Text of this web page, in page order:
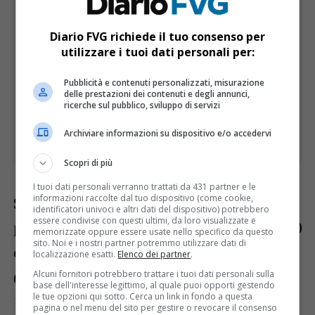
Stando al provvedimento, in Alto Adige è
possibile assegnare contributi fino a 15.000
euro per l’apertura di esercizi di vicinato
(negozi che lavorano in paesi con almeno
150 abitanti e che vendono generi
Diario FVG richiede il tuo consenso per
utilizzare i tuoi dati personali per:
Pubblicità e contenuti personalizzati, misurazione
delle prestazioni dei contenuti e degli annunci,
ricerche sul pubblico, sviluppo di servizi
Archiviare informazioni su dispositivo e/o accedervi
Scopri di più
I tuoi dati personali verranno trattati da 431 partner e le
informazioni raccolte dal tuo dispositivo (come cookie,
identificatori univoci e altri dati del dispositivo) potrebbero
essere condivise con questi ultimi, da loro visualizzate e
memorizzate oppure essere usate nello specifico da questo
sito. Noi e i nostri partner potremmo utilizzare dati di
localizzazione esatti. Elenco dei partner.
Alcuni fornitori potrebbero trattare i tuoi dati personali sulla
base dell'interesse legittimo, al quale puoi opporti gestendo
le tue opzioni qui sotto. Cerca un link in fondo a questa
pagina o nel menu del sito per gestire o revocare il consenso